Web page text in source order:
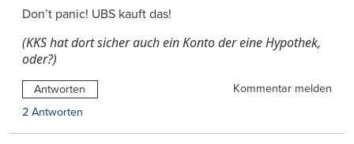
Don’t panic! UBS kauft das!
(KKS hat dort sicher auch ein Konto der eine Hypothek,
oder?)
Antworten
Kommentar melden
2 Antworten